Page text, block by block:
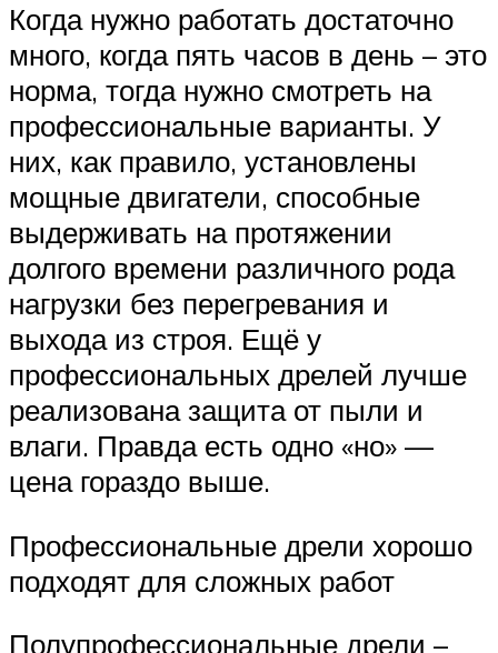
Когда нужно работать достаточно
много, когда пять часов в день – это
норма, тогда нужно смотреть на
профессиональные варианты. У
них, как правило, установлены
мощные двигатели, способные
выдерживать на протяжении
долгого времени различного рода
нагрузки без перегревания и
выхода из строя. Ещё у
профессиональных дрелей лучше
реализована защита от пыли и
влаги. Правда есть одно «но» —
цена гораздо выше.
Профессиональные дрели хорошо
подходят для сложных работ
Полупрофессиональные дрели –